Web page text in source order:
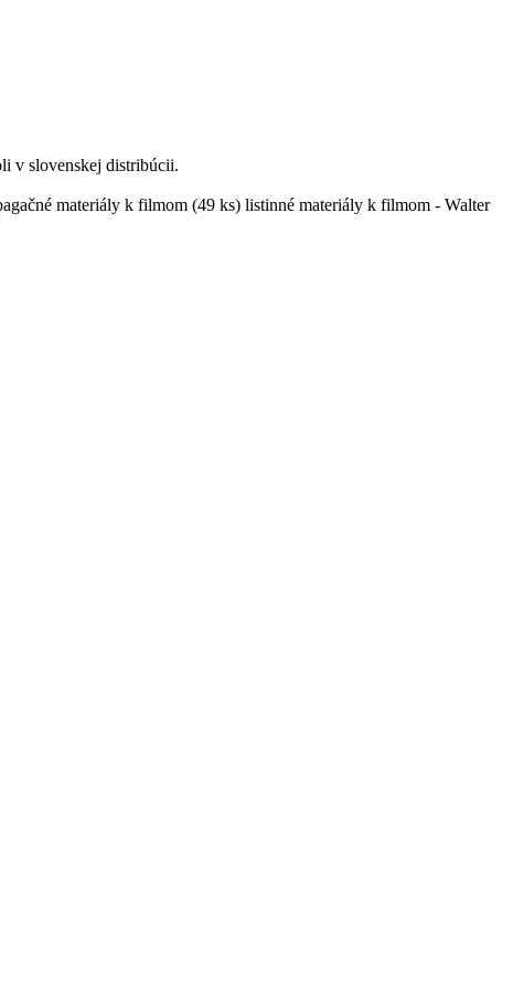
v slovenskej distribúcii.
materiály k filmom (49 ks) listinné materiály k filmom - Walter